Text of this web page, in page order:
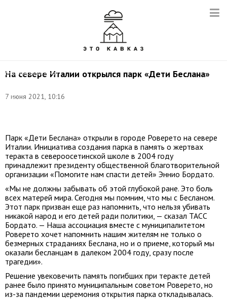
На севере Италии открылся парк «Дети Беслана»
7 июня 2021, 10:16
Благотворительная
нам
Парк «Дети Беслана» открыли в городе Роверето на севере
Италии. Инициатива создания парка в память о жертвах
теракта в североосетинской школе в 2004 году
принадлежит президенту общественной благотворительной
организации «Помогите нам спасти детей» Эннио Бордато.
«Мы не должны забывать об этой глубокой ране. Это боль
всех матерей мира. Сегодня мы помним, что мы с Бесланом.
Этот парк призван еще раз напомнить, что нельзя убивать
никакой народ и его детей ради политики, — сказал ТАСС
Бордато. — Наша ассоциация вместе с муниципалитетом
Роверето хочет напомнить нашим жителям не только о
безмерных страданиях Беслана, но и о приеме, который мы
оказали бесланцам в далеком 2004 году, сразу после
трагедии».
Решение увековечить память погибших при теракте детей
ранее было принято муниципальным советом Роверето, но
из-за пандемии церемония открытия парка откладывалась.